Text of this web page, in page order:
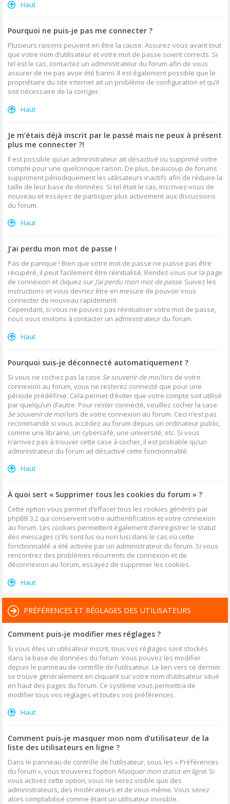
Haut
Pourquoi ne puis-je pas me connecter ?
Plusieurs raisons peuvent en être la cause. Assurez-vous avant tout
que votre nom d’utilisateur et votre mot de passe soient corrects. Si
tel est le cas, contactez un administrateur du forum afin de vous
assurer de ne pas avoir été banni. Il est également possible que le
propriétaire du site internet ait un problème de configuration et qu’il
soit nécessaire de la corriger.
Haut
Je m’étais déjà inscrit par le passé mais ne peux à présent
plus me connecter ?!
Il est possible qu’un administrateur ait désactivé ou supprimé votre
compte pour une quelconque raison. De plus, beaucoup de forums
suppriment périodiquement les utilisateurs inactifs afin de réduire la
taille de leur base de données. Si tel était le cas, inscrivez-vous de
nouveau et essayez de participer plus activement aux discussions
du forum.
Haut
J’ai perdu mon mot de passe !
Pas de panique ! Bien que votre mot de passe ne puisse pas être
récupéré, il peut facilement être réinitialisé. Rendez-vous sur la page
de connexion et cliquez sur J’ai perdu mon mot de passe. Suivez les
instructions et vous devriez être en mesure de pouvoir vous
connecter de nouveau rapidement.
Cependant, si vous ne pouvez pas réinitialiser votre mot de passe,
nous vous invitons à contacter un administrateur du forum.
Haut
Pourquoi suis-je déconnecté automatiquement ?
Si vous ne cochez pas la case Se souvenir de moilors de votre
connexion au forum, vous ne resterez connecté que pour une
période prédéfinie. Cela permet d’éviter que votre compte soit utilisé
par quelqu’un d’autre. Pour rester connecté, veuillez cocher la case
Se souvenir de moilors de votre connexion au forum. Ceci n’est pas
recommandé si vous accédez au forum depuis un ordinateur public,
comme une librairie, un cybercafé, une université, etc. Si vous
n’arrivez pas à trouver cette case à cocher, il est probable qu’un
administrateur du forum ait désactivé cette fonctionnalité.
Haut
À quoi sert « Supprimer tous les cookies du forum » ?
Cette option vous permet d’effacer tous les cookies générés par
phpBB 3.2 qui conservent votre authentification et votre connexion
au forum. Les cookies permettent également d’enregistrer le statut
des messages (s’ils sont lus ou non lus) dans le cas où cette
fonctionnalité a été activée par un administrateur du forum. Si vous
rencontrez des problèmes récurrents de connexion et de
déconnexion au forum, essayez de supprimer les cookies.
Haut
PRÉFÉRENCES ET RÉGLAGES DES UTILISATEURS
Comment puis-je modifier mes réglages ?
Si vous êtes un utilisateur inscrit, tous vos réglages sont stockés
dans la base de données du forum. Vous pouvez les modifier
depuis le panneau de contrôle de l’utilisateur. Le lien vers ce dernier
se trouve généralement en cliquant sur votre nom d’utilisateur situé
en haut des pages du forum. Ce système vous permettra de
modifier tous vos réglages et toutes vos préférences.
Haut
Comment puis-je masquer mon nom d’utilisateur de la
liste des utilisateurs en ligne ?
Dans le panneau de contrôle de l’utilisateur, sous les « Préférences
du forum », vous trouverez l’option Masquer mon statut en ligne. Si
vous activez cette option, vous ne serez visible que des
administrateurs, des modérateurs et de vous-même. Vous serez
alors comptabilisé comme étant un utilisateur invisible.